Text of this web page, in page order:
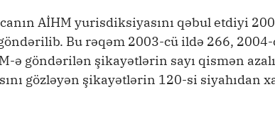
AİHM yurisdiksiyasını qəbul etdiyi
Bu rəqəm 2003-cü ildə 266,
ə göndərilən şikayətlərin sayı qismən
gözləyən şikayətlərin 120-si siyahıdan